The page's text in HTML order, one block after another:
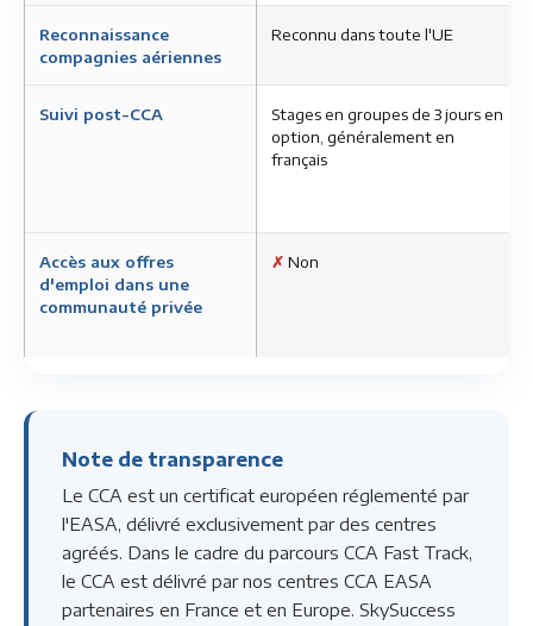
Reconnaissance
compagnies aériennes
Reconnu dans toute l'UE
Suivi post-CCA
Stages en groupes de 3 jours en
option, généralement en
français
Accès aux offres
d'emploi dans une
communauté privée
✗ Non
Note de transparence
Le CCA est un certificat européen réglementé par
l'EASA, délivré exclusivement par des centres
agréés. Dans le cadre du parcours CCA Fast Track,
le CCA est délivré par nos centres CCA EASA
partenaires en France et en Europe. SkySuccess